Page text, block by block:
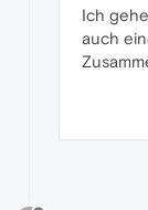
Ich
auch